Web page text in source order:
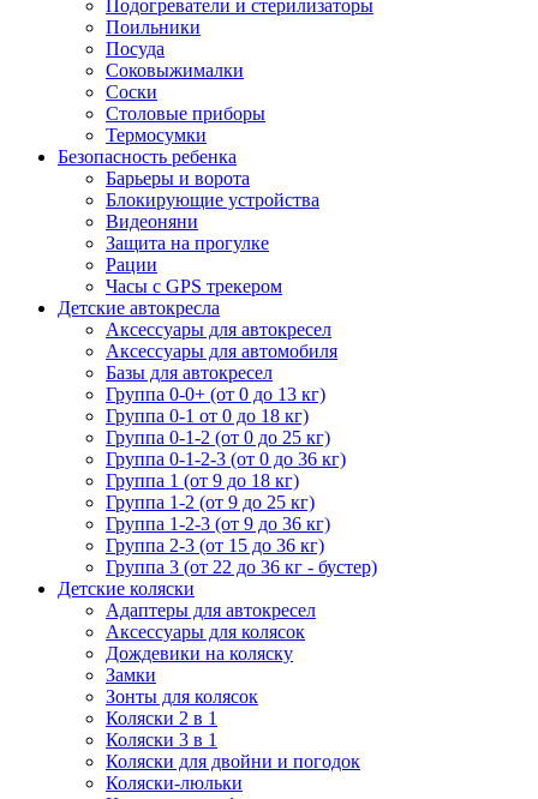
Подогреватели и стерилизаторы
Поильники
Посуда
Соковыжималки
Соски
Столовые приборы
Термосумки
Безопасность ребенка
Барьеры и ворота
Блокирующие устройства
Видеоняни
Защита на прогулке
Рации
Часы с GPS трекером
Детские автокресла
Аксессуары для автокресел
Аксессуары для автомобиля
Базы для автокресел
Группа 0-0+ (от 0 до 13 кг)
Группа 0-1 от 0 до 18 кг)
Группа 0-1-2 (от 0 до 25 кг)
Группа 0-1-2-3 (от 0 до 36 кг)
Группа 1 (от 9 до 18 кг)
Группа 1-2 (от 9 до 25 кг)
Группа 1-2-3 (от 9 до 36 кг)
Группа 2-3 (от 15 до 36 кг)
Группа 3 (от 22 до 36 кг - бустер)
Детские коляски
Адаптеры для автокресел
Аксессуары для колясок
Дождевики на коляску
Замки
Зонты для колясок
Коляски 2 в 1
Коляски 3 в 1
Коляски для двойни и погодок
Коляски-люльки